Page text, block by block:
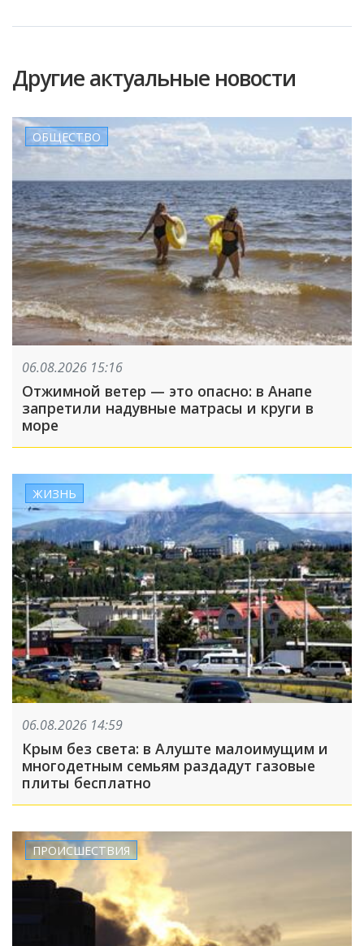
Другие актуальные новости
ОБЩЕСТВО
06.08.2026 15:16
Отжимной ветер — это опасно: в Анапе
запретили надувные матрасы и круги в
море
ЖИЗНЬ
06.08.2026 14:59
Крым без света: в Алуште малоимущим и
многодетным семьям раздадут газовые
плиты бесплатно
ПРОИСШЕСТВИЯ